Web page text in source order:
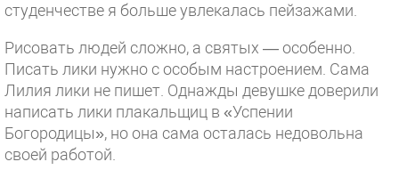
студенчестве я больше увлекалась пейзажами.
Рисовать людей сложно, а святых — особенно.
Писать лики нужно с особым настроением. Сама
Лилия лики не пишет. Однажды девушке доверили
написать лики плакальщиц в «Успении
Богородицы», но она сама осталась недовольна
своей работой.